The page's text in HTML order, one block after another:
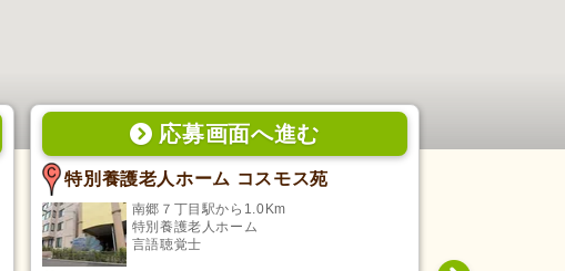
応募画面へ進む
特別養護老人ホーム コスモス苑
南郷７丁目駅から1.0Km
特別養護老人ホーム
言語聴覚士